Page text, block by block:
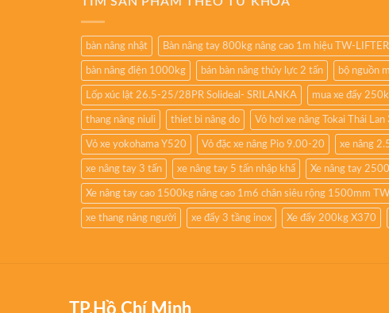
bàn nâng nhật Bàn nâng tay 800kg nâng cao 1m hiệu TW-
bàn nâng điện 1000kg bán bàn nâng thủy lực 2 tấn bộ nguồn
Lốp xúc lật 26.5-25/28PR Solideal- SRILANKA mua xe đẩy
thang nâng niuli thiet bi nâng do Vỏ hơi xe nâng Tokai Thái
Vỏ xe yokohama Y520 Vỏ đặc xe nâng Pio 9.00-20 xe nâng
xe nâng tay 3 tấn xe nâng tay 5 tấn nhập khẩ Xe nâng tay
Xe nâng tay cao 1500kg nâng cao 1m6 chân siêu rộng 1500mm
xe thang nâng người xe đẩy 3 tầng inox Xe đẩy 200kg X370
TP.Hồ Chí Minh